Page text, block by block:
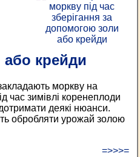
крейди
моркву на
час зимівлі коренеплоди
деякі нюанси.
обробляти урожай золою
=>>>=